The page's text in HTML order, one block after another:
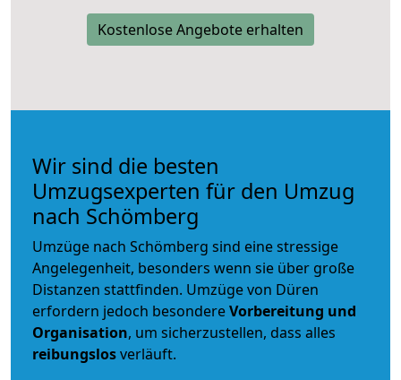
Kostenlose Angebote erhalten
Wir sind die besten
Umzugsexperten für den Umzug
nach Schömberg
Umzüge nach Schömberg sind eine stressige
Angelegenheit, besonders wenn sie über große
Distanzen stattfinden. Umzüge von Düren
erfordern jedoch besondereVorbereitung und
Organisation, um sicherzustellen, dass alles
reibungslosverläuft.